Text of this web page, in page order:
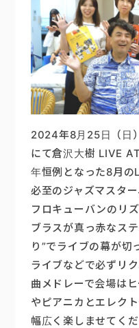
2024年8月25日（日
にて倉沢大樹 LIVE
年恒例となった8月
必至のジャズマスタ
フロキューバンのリ
ブラスが真っ赤なス
り”でライブの幕が切
ライブなどで必ずリ
曲メドレーで会場は
やピアニカとエレク
幅広く楽しませてく